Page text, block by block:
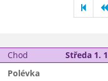
Chod Středa 1.
Polévka